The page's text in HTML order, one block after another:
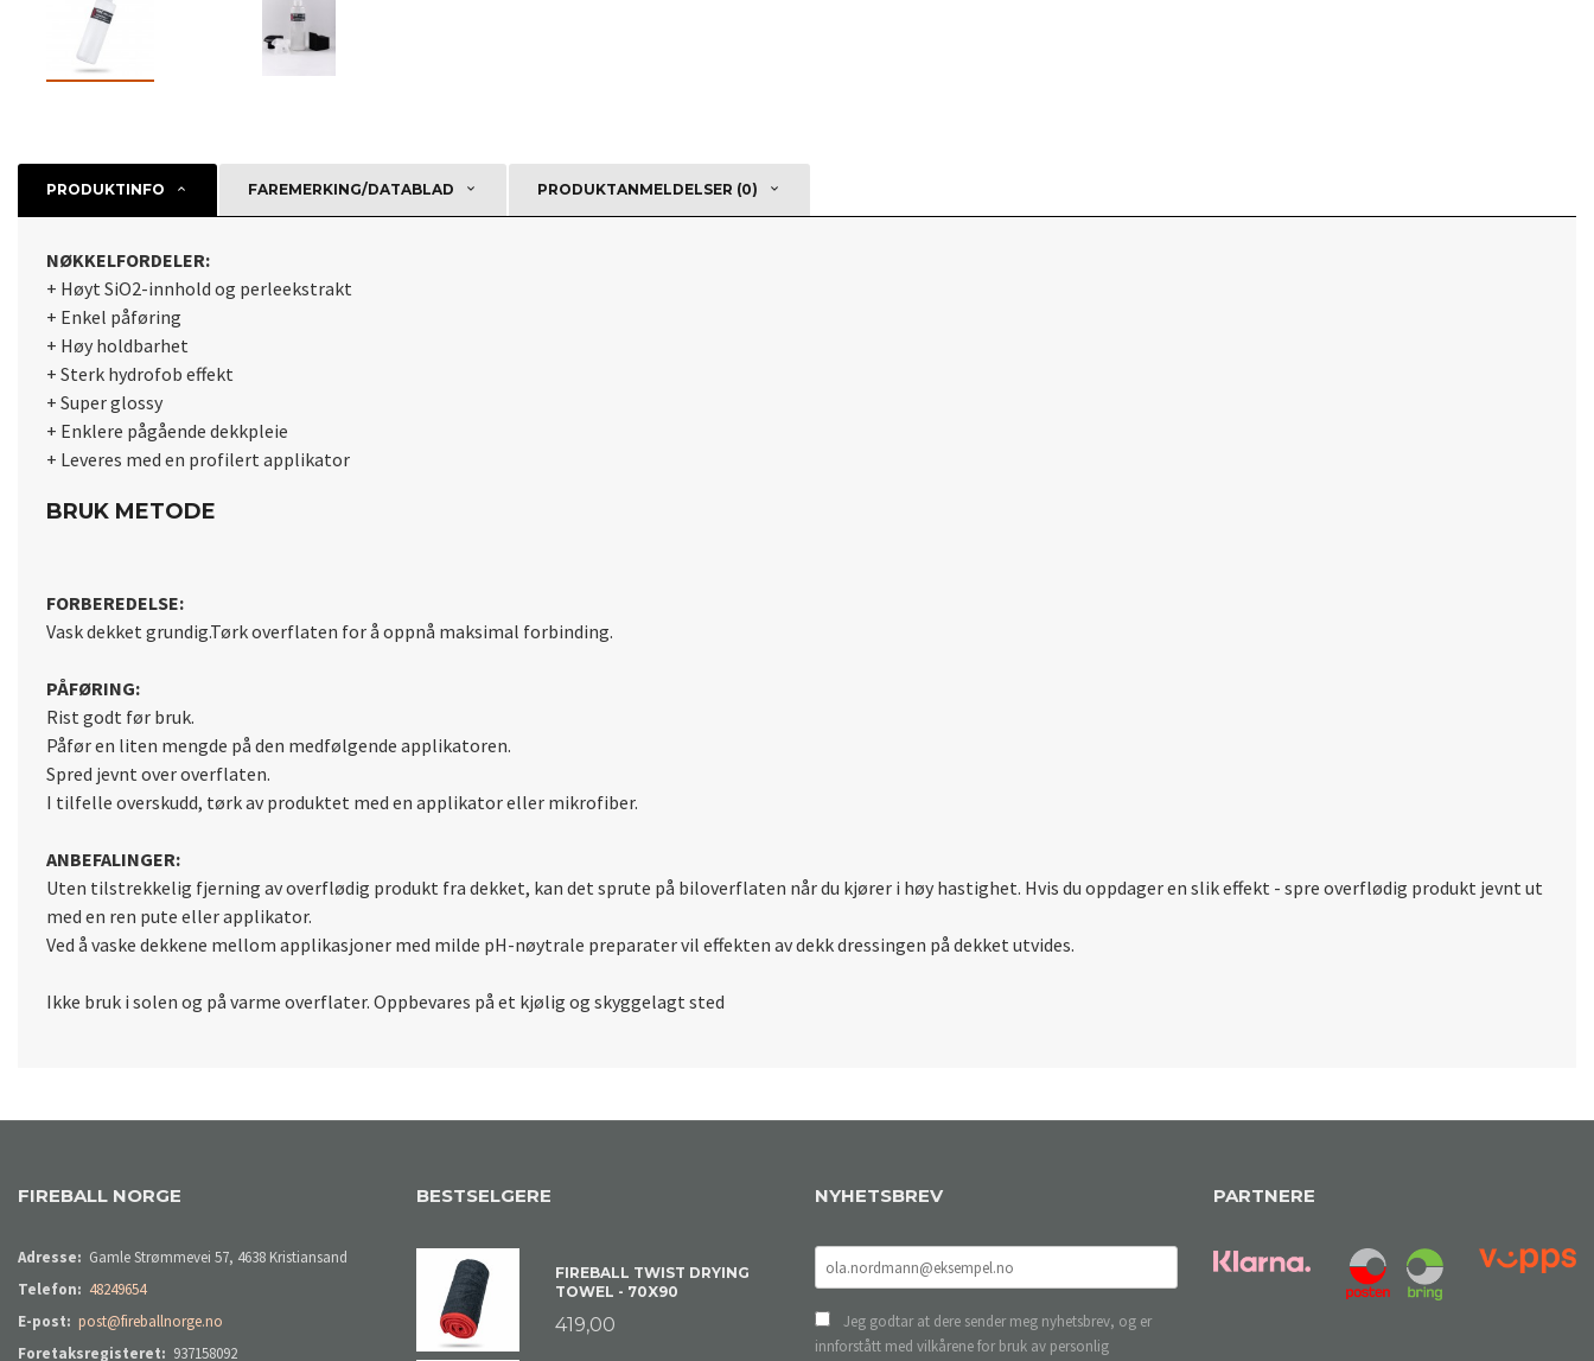
PRODUKTINFO FAREMERKING/DATABLAD PRODUKTANMELDELSER (0)
NØKKELFORDELER:
+ Høyt SiO2-innhold og perleekstrakt
+ Enkel påføring
+ Høy holdbarhet
+ Sterk hydrofob effekt
+ Super glossy
+ Enklere pågående dekkpleie
+ Leveres med en profilert applikator
BRUK METODE
FORBEREDELSE:
Vask dekket grundig.Tørk overflaten for å oppnå maksimal forbinding.
PÅFØRING:
Rist godt før bruk.
Påfør en liten mengde på den medfølgende applikatoren.
Spred jevnt over overflaten.
I tilfelle overskudd, tørk av produktet med en applikator eller mikrofiber.
ANBEFALINGER:
Uten tilstrekkelig fjerning av overflødig produkt fra dekket, kan det sprute på biloverflaten når du kjører i høy hastighet. Hvis du oppdager en slik effekt - spre overflødig produkt jevnt ut
med en ren pute eller applikator.
Ved å vaske dekkene mellom applikasjoner med milde pH-nøytrale preparater vil effekten av dekk dressingen på dekket utvides.
Ikke bruk i solen og på varme overflater. Oppbevares på et kjølig og skyggelagt sted
FIREBALL NORGE
Adresse: Gamle Strømmevei 57, 4638 Kristiansand
Telefon: 48249654
E-post: post@fireballnorge.no
Foretaksregisteret: 937158092
BESTSELGERE
FIREBALL TWIST DRYING
TOWEL - 70X90
419,00
NYHETSBREV
Jeg godtar at dere sender meg nyhetsbrev, og er
innforstått med vilkårene for bruk av personlig
PARTNERE